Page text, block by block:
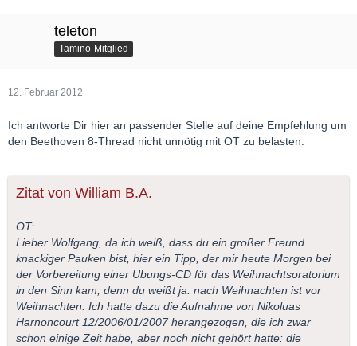
teleton
Tamino-Mitglied
12. Februar 2012
Ich antworte Dir hier an passender Stelle auf deine Empfehlung um
den Beethoven 8-Thread nicht unnötig mit OT zu belasten:
Zitat von William B.A.
OT:
Lieber Wolfgang, da ich weiß, dass du ein großer Freund
knackiger Pauken bist, hier ein Tipp, der mir heute Morgen bei
der Vorbereitung einer Übungs-CD für das Weihnachtsoratorium
in den Sinn kam, denn du weißt ja: nach Weihnachten ist vor
Weihnachten. Ich hatte dazu die Aufnahme von Nikoluas
Harnoncourt 12/2006/01/2007 herangezogen, die ich zwar
schon einige Zeit habe, aber noch nicht gehört hatte: die